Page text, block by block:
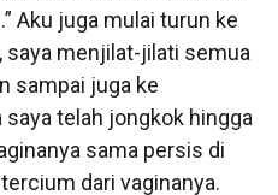
Aku juga mulai turun ke
saya menjilat-jilati semua
sampai juga ke
telah jongkok hingga
sama persis di
dari vaginanya.